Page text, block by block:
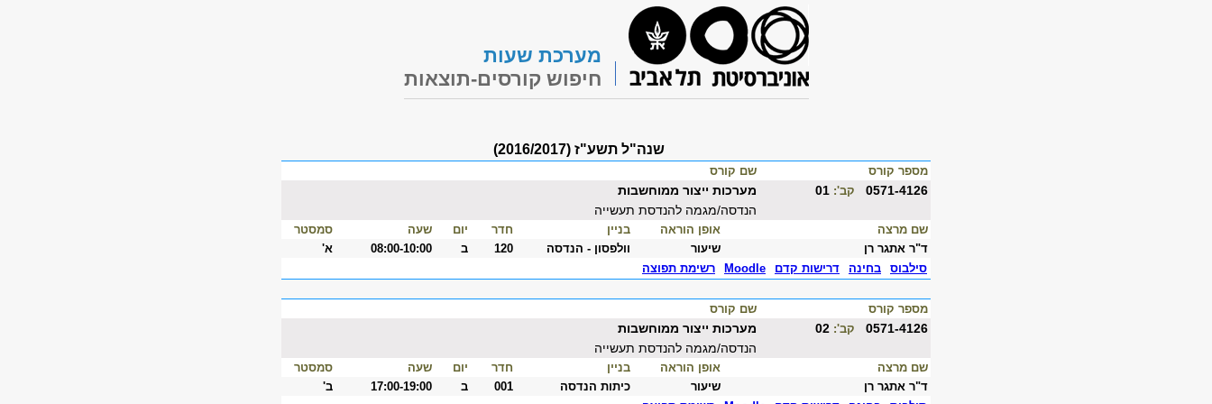
מערכת שעות
חיפוש קורסים-תוצאות
שנה"ל תשע"ז (2016/2017)
מספר קורס שם קורס
0571-4126 קב':
מערכות ייצור ממוחשבות
הנדסה/מגמה להנדסת תעשייה
שם מרצה אופן הוראה בניין חדר יום שעה
סמסטר
ד"ר אתגר רן
שיעור וולפסון - הנדסה 120 ב 08:00-10:00
א'
סילבוס
בחינה דרישות קדם Moodle רשימת תפוצה
מספר קורס שם קורס
0571-4126 קב':
מערכות ייצור ממוחשבות
הנדסה/מגמה להנדסת תעשייה
שם מרצה אופן הוראה בניין חדר יום שעה
סמסטר
ד"ר אתגר רן
שיעור כיתות הנדסה 001 ב 17:00-19:00
ב'